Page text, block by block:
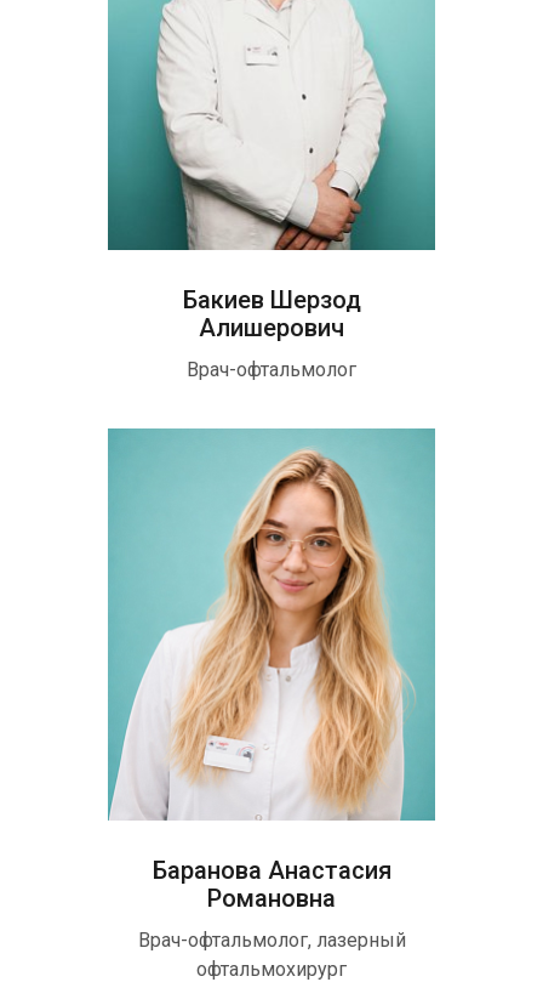
Бакиев Шерзод
Алишерович
Врач-офтальмолог
Баранова Анастасия
Романовна
Врач-офтальмолог, лазерный
офтальмохирург